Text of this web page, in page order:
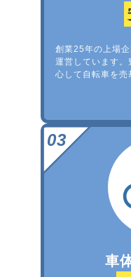
創業25年の上場
運営しています
心して自転車を売
車